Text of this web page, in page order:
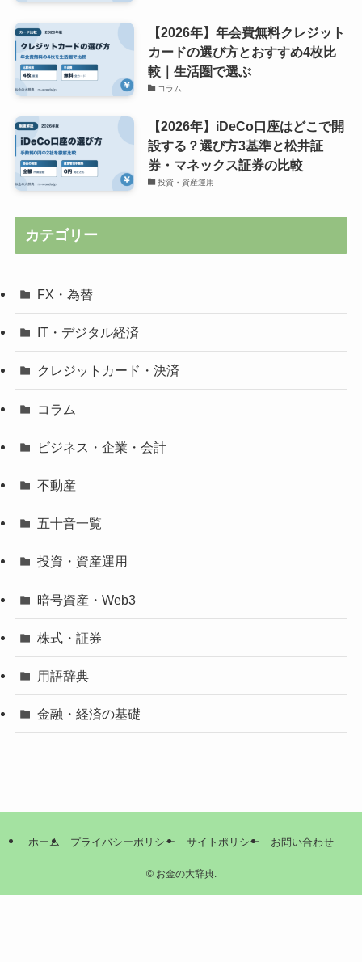
【2026年】年会費無料クレジット
カードの選び方とおすすめ4枚比
較｜生活圏で選ぶ
コラム
【2026年】iDeCo口座はどこで開
設する？選び方3基準と松井証
券・マネックス証券の比較
投資・資産運用
カテゴリー
FX・為替
IT・デジタル経済
クレジットカード・決済
コラム
ビジネス・企業・会計
不動産
五十音一覧
投資・資産運用
暗号資産・Web3
株式・証券
用語辞典
金融・経済の基礎
ホーム プライバシーポリシー サイトポリシー お問い合わせ
©お金の大辞典.